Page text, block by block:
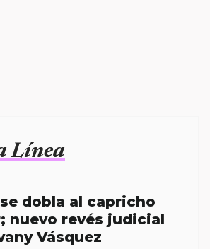
Línea
dobla al capricho
nuevo revés judicial
Vásquez